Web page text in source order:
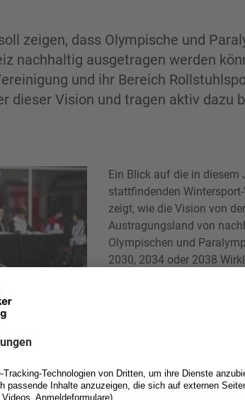
zeigen, dass Olympische und
nachhaltig ausgetragen werden
und ihr Bereich
dieser Vision und tragen aktiv dazu
Ein Blick auf die in diesem
stattfindenden
zeigt, wie die Vision von
Austragungsland von
Olympischen und
2030, 2034 oder 2038
Das Land profiliert sich
Winter Sports Hub». Die
Swiss Olympic und den
Mehr dazu auf der Website
Paralympic .